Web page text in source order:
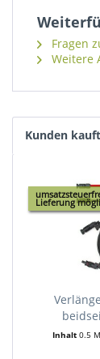
Fragen
Weitere
Kunden
Lieferung
Inhalt 0.5